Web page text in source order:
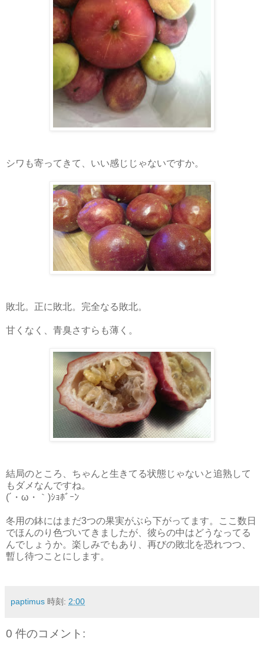
シワも寄ってきて、いい感じじゃないですか。
敗北。正に敗北。完全なる敗北。
甘くなく、青臭さすらも薄く。
結局のところ、ちゃんと生きてる状態じゃないと追熟して
もダメなんですね。
(´・ω・｀)ｼｮﾎﾞｰﾝ
冬用の鉢にはまだ3つの果実がぶら下がってます。ここ数日
でほんのり色づいてきましたが、彼らの中はどうなってる
んでしょうか。楽しみでもあり、再びの敗北を恐れつつ、
暫し待つことにします。
paptimus 時刻: 2:00
0 件のコメント: